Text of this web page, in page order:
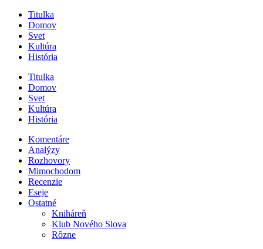
Titulka
Domov
Svet
Kultúra
História
Titulka
Domov
Svet
Kultúra
História
Komentáre
Analýzy
Rozhovory
Mimochodom
Recenzie
Eseje
Ostatné
Kniháreň
Klub Nového Slova
Rôzne